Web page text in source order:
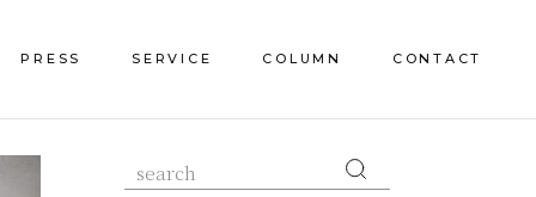
PRESS SERVICE COLUMN CONTACT